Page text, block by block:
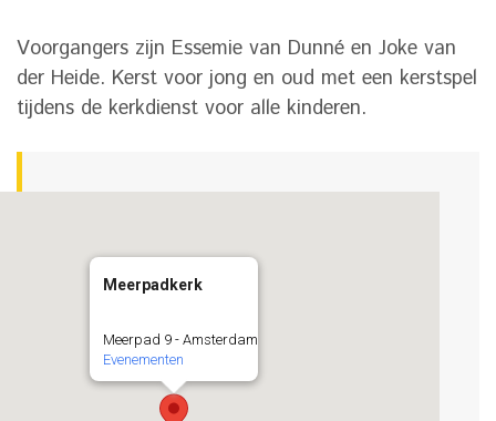
Voorgangers zijn Essemie van Dunné en Joke van
der Heide. Kerst voor jong en oud met een kerstspel
tijdens de kerkdienst voor alle kinderen.
Meerpadkerk
Meerpad 9 - Amsterdam
Evenementen